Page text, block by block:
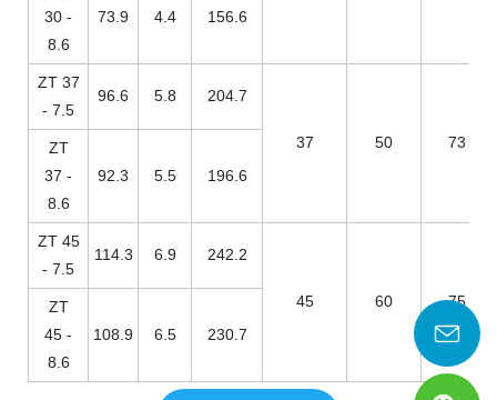
30 -
8.6
73.9 4.4 156.6
ZT 37
- 7.5
96.6 5.8 204.7
37 50 73
ZT
37 -
8.6
92.3 5.5 196.6
ZT 45
- 7.5
114.3 6.9 242.2
45 60 75
ZT
45 -
8.6
108.9 6.5 230.7